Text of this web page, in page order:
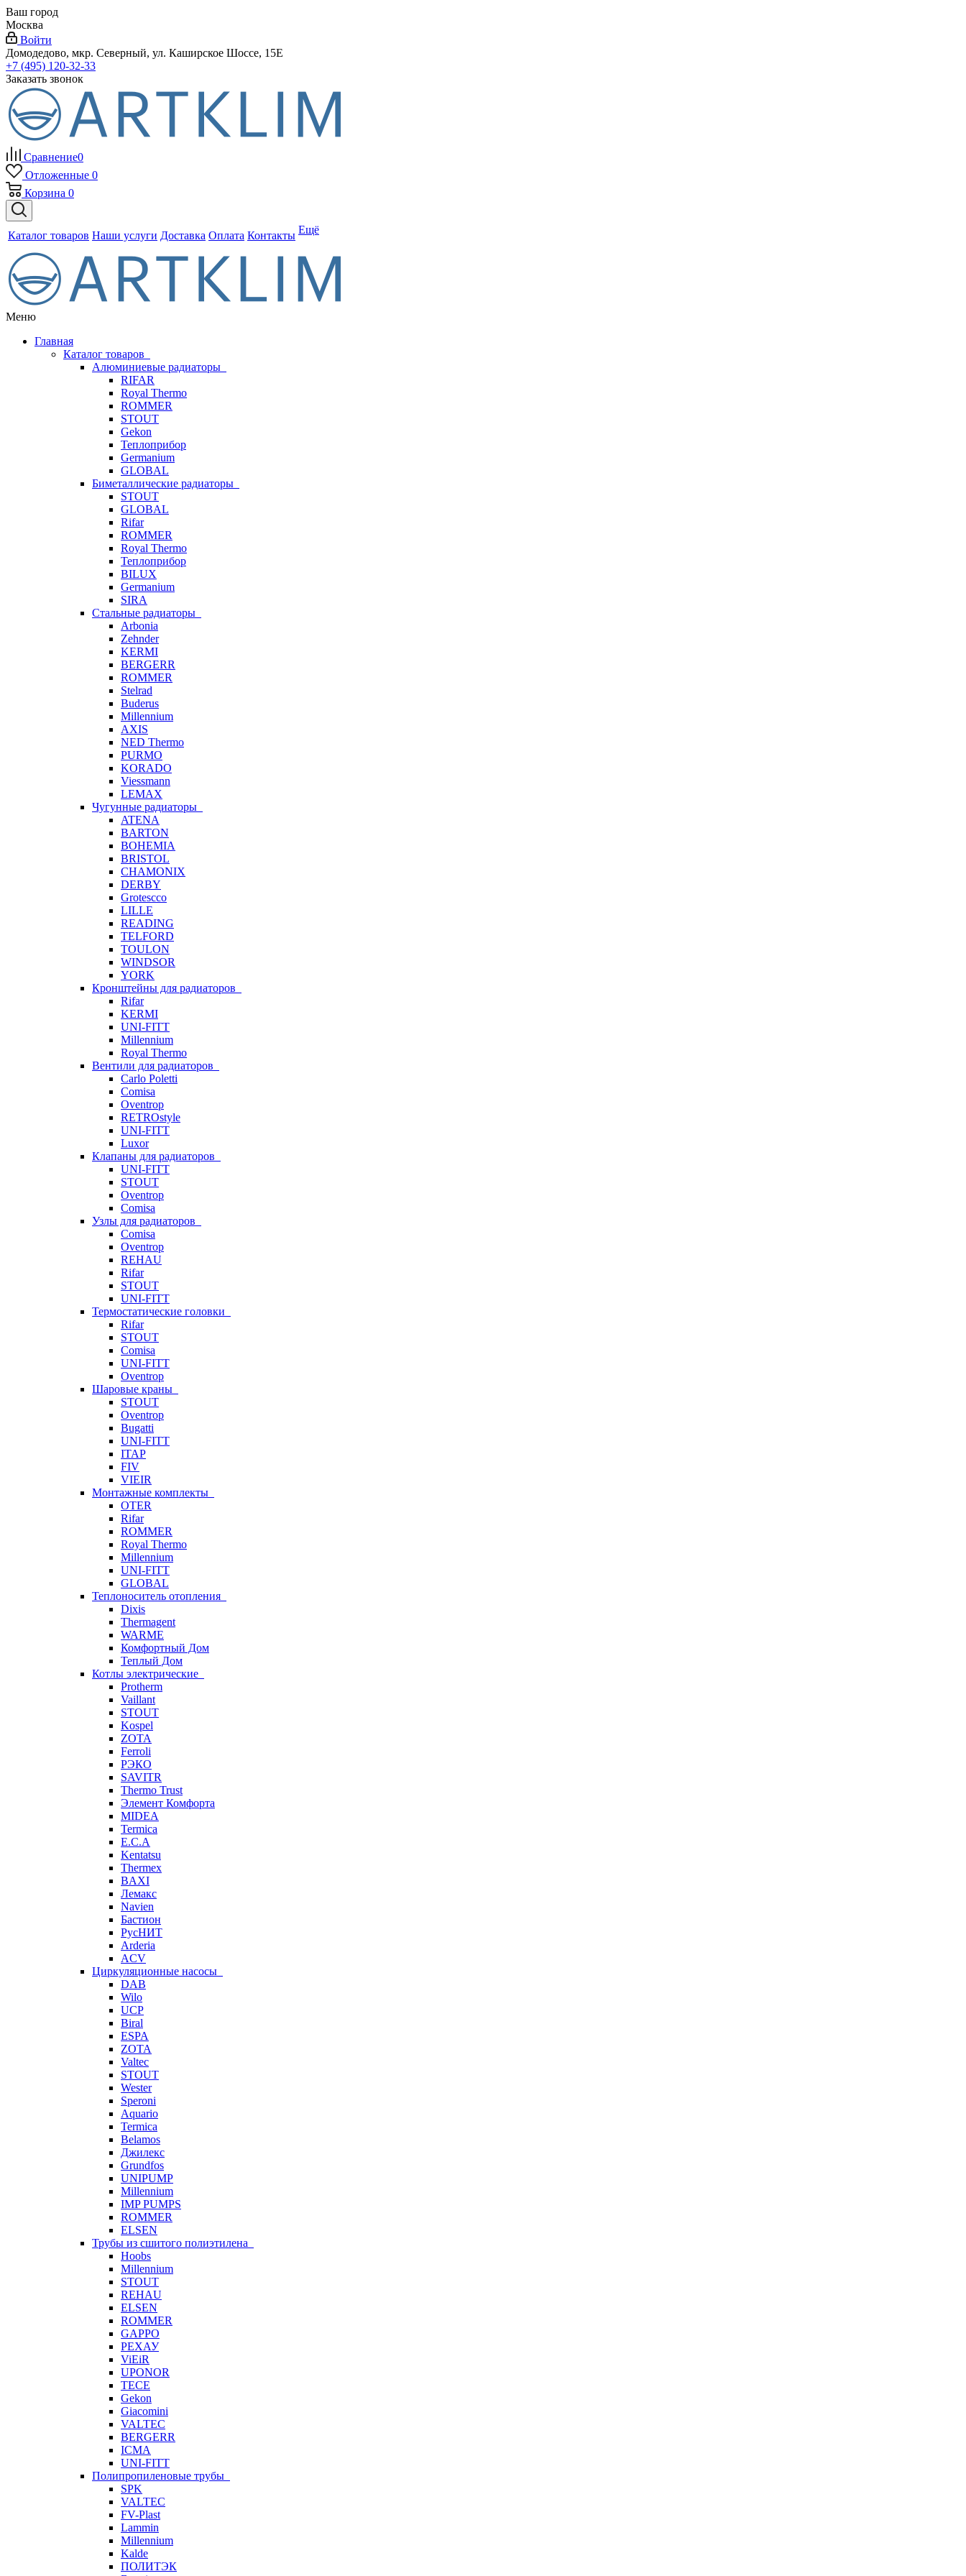
Ваш город
Москва
Войти
Домодедово, мкр. Северный, ул. Каширское Шоссе, 15Е
+7 (495) 120-32-33
Заказать звонок
Сравнение0
Отложенные 0
Корзина 0
Каталог товаров Наши услуги Доставка Оплата Контакты Ещё
Меню
Главная
Каталог товаров
Алюминиевые радиаторы
RIFAR
Royal Thermo
ROMMER
STOUT
Gekon
Теплоприбор
Germanium
GLOBAL
Биметаллические радиаторы
STOUT
GLOBAL
Rifar
ROMMER
Royal Thermo
Теплоприбор
BILUX
Germanium
SIRA
Стальные радиаторы
Arbonia
Zehnder
KERMI
BERGERR
ROMMER
Stelrad
Buderus
Millennium
AXIS
NED Thermo
PURMO
KORADO
Viessmann
LEMAX
Чугунные радиаторы
ATENA
BARTON
BOHEMIA
BRISTOL
CHAMONIX
DERBY
Grotescco
LILLE
READING
TELFORD
TOULON
WINDSOR
YORK
Кронштейны для радиаторов
Rifar
KERMI
UNI-FITT
Millennium
Royal Thermo
Вентили для радиаторов
Carlo Poletti
Comisa
Oventrop
RETROstyle
UNI-FITT
Luxor
Клапаны для радиаторов
UNI-FITT
STOUT
Oventrop
Comisa
Узлы для радиаторов
Comisa
Oventrop
REHAU
Rifar
STOUT
UNI-FITT
Термостатические головки
Rifar
STOUT
Comisa
UNI-FITT
Oventrop
Шаровые краны
STOUT
Oventrop
Bugatti
UNI-FITT
ITAP
FIV
VIEIR
Монтажные комплекты
OTER
Rifar
ROMMER
Royal Thermo
Millennium
UNI-FITT
GLOBAL
Теплоноситель отопления
Dixis
Thermagent
WARME
Комфортный Дом
Теплый Дом
Котлы электрические
Protherm
Vaillant
STOUT
Kospel
ZOTA
Ferroli
РЭКО
SAVITR
Thermo Trust
Элемент Комфорта
MIDEA
Termica
E.C.A
Kentatsu
Thermex
BAXI
Лемакс
Navien
Бастион
РусНИТ
Arderia
ACV
Циркуляционные насосы
DAB
Wilo
UCP
Biral
ESPA
ZOTA
Valtec
STOUT
Wester
Speroni
Aquario
Termica
Belamos
Джилекс
Grundfos
UNIPUMP
Millennium
IMP PUMPS
ROMMER
ELSEN
Трубы из сшитого полиэтилена
Hoobs
Millennium
STOUT
REHAU
ELSEN
ROMMER
GAPPO
РЕХАУ
ViEiR
UPONOR
TECE
Gekon
Giacomini
VALTEC
BERGERR
ICMA
UNI-FITT
Полипропиленовые трубы
SPK
VALTEC
FV-Plast
Lammin
Millennium
Kalde
ПОЛИТЭК